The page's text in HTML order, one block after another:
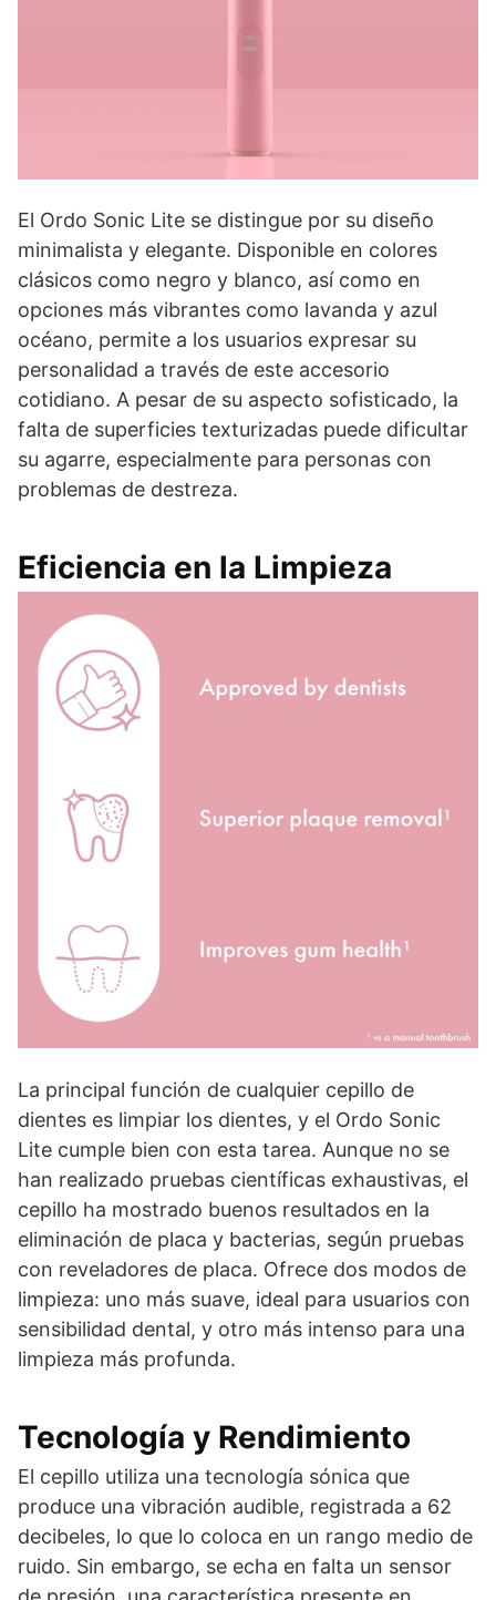
El Ordo Sonic Lite se distingue por su diseño
minimalista y elegante. Disponible en colores
clásicos como negro y blanco, así como en
opciones más vibrantes como lavanda y azul
océano, permite a los usuarios expresar su
personalidad a través de este accesorio
cotidiano. A pesar de su aspecto sofisticado, la
falta de superficies texturizadas puede dificultar
su agarre, especialmente para personas con
problemas de destreza.
Eficiencia en la Limpieza
La principal función de cualquier cepillo de
dientes es limpiar los dientes, y el Ordo Sonic
Lite cumple bien con esta tarea. Aunque no se
han realizado pruebas científicas exhaustivas, el
cepillo ha mostrado buenos resultados en la
eliminación de placa y bacterias, según pruebas
con reveladores de placa. Ofrece dos modos de
limpieza: uno más suave, ideal para usuarios con
sensibilidad dental, y otro más intenso para una
limpieza más profunda.
Tecnología y Rendimiento
El cepillo utiliza una tecnología sónica que
produce una vibración audible, registrada a 62
decibeles, lo que lo coloca en un rango medio de
ruido. Sin embargo, se echa en falta un sensor